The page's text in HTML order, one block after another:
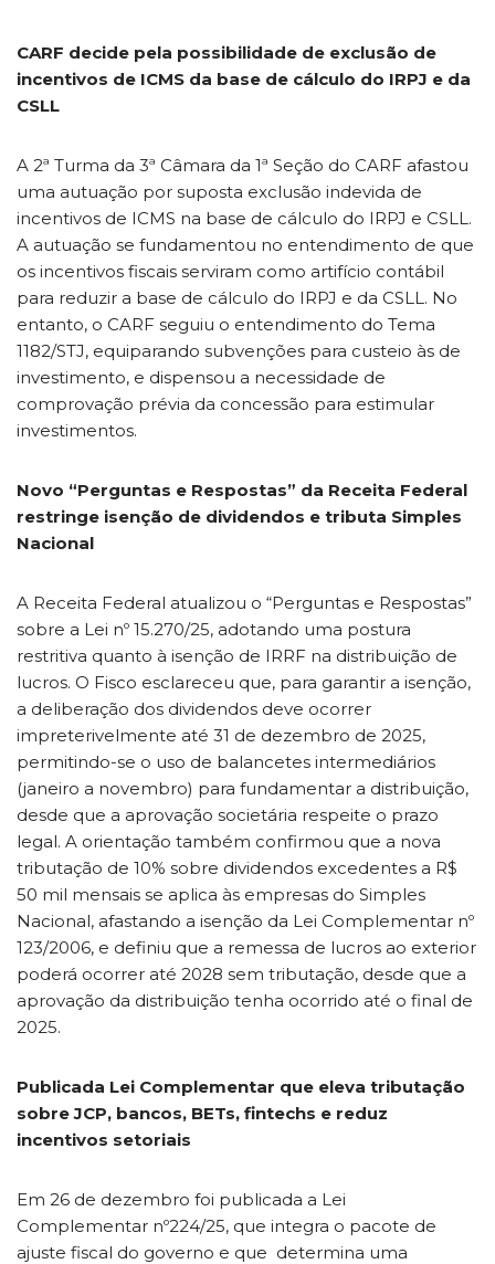
CARF decide pela possibilidade de exclusão de
incentivos de ICMS da base de cálculo do IRPJ e da
CSLL
A 2ª Turma da 3ª Câmara da 1ª Seção do CARF afastou
uma autuação por suposta exclusão indevida de
incentivos de ICMS na base de cálculo do IRPJ e CSLL.
A autuação se fundamentou no entendimento de que
os incentivos fiscais serviram como artifício contábil
para reduzir a base de cálculo do IRPJ e da CSLL. No
entanto, o CARF seguiu o entendimento do Tema
1182/STJ, equiparando subvenções para custeio às de
investimento, e dispensou a necessidade de
comprovação prévia da concessão para estimular
investimentos.
Novo “Perguntas e Respostas” da Receita Federal
restringe isenção de dividendos e tributa Simples
Nacional
A Receita Federal atualizou o “Perguntas e Respostas”
sobre a Lei nº 15.270/25, adotando uma postura
restritiva quanto à isenção de IRRF na distribuição de
lucros. O Fisco esclareceu que, para garantir a isenção,
a deliberação dos dividendos deve ocorrer
impreterivelmente até 31 de dezembro de 2025,
permitindo-se o uso de balancetes intermediários
(janeiro a novembro) para fundamentar a distribuição,
desde que a aprovação societária respeite o prazo
legal. A orientação também confirmou que a nova
tributação de 10% sobre dividendos excedentes a R$
50 mil mensais se aplica às empresas do Simples
Nacional, afastando a isenção da Lei Complementar nº
123/2006, e definiu que a remessa de lucros ao exterior
poderá ocorrer até 2028 sem tributação, desde que a
aprovação da distribuição tenha ocorrido até o final de
2025.
Publicada Lei Complementar que eleva tributação
sobre JCP, bancos, BETs, fintechs e reduz
incentivos setoriais
Em 26 de dezembro foi publicada a Lei
Complementar nº224/25, que integra o pacote de
ajuste fiscal do governo e que determina uma